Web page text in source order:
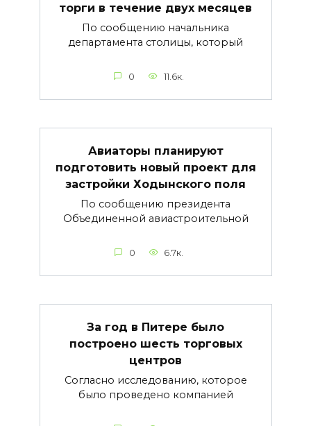
торги в течение двух месяцев
По сообщению начальника
департамента столицы, который
0 11.6к.
Авиаторы планируют
подготовить новый проект для
застройки Ходынского поля
По сообщению президента
Объединенной авиастроительной
0 6.7к.
За год в Питере было
построено шесть торговых
центров
Согласно исследованию, которое
было проведено компанией